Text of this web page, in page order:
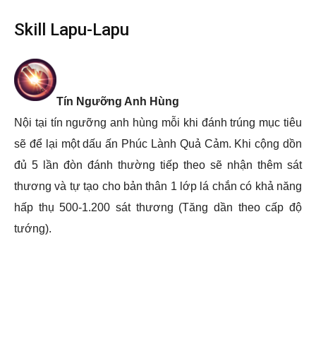
Skill Lapu-Lapu
Tín Ngưỡng Anh Hùng
Nội tại tín ngưỡng anh hùng mỗi khi đánh trúng mục tiêu
sẽ để lại một dấu ấn Phúc Lành Quả Cảm. Khi cộng dồn
đủ 5 lần đòn đánh thường tiếp theo sẽ nhận thêm sát
thương và tự tạo cho bản thân 1 lớp lá chắn có khả năng
hấp thụ 500-1.200 sát thương (Tăng dần theo cấp độ
tướng).